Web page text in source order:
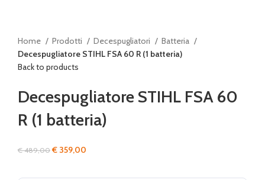
Home Prodotti Decespugliatori
Batteria
Decespugliatore STIHL FSA 60 R (1 batteria)
Back to products
Decespugliatore STIHL FSA 60
R (1 batteria)
€489,00Il€ 359,00